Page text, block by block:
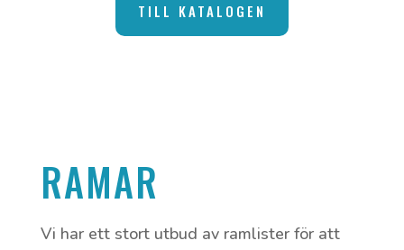
TILL KATALOGEN
RAMAR
Vi har ett stort utbud av ramlister för att